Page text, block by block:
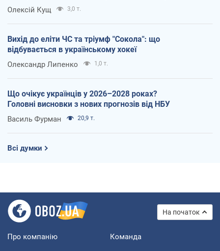
Олексій Кущ 3,0 т.
Вихід до еліти ЧС та тріумф "Сокола": що
відбувається в українському хокеї
Олександр Липенко 1,0 т.
Що очікує українців у 2026–2028 роках?
Головні висновки з нових прогнозів від НБУ
Василь Фурман 20,9 т.
Всі думки
На початок
Про компанію Команда